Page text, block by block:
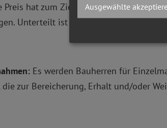
Preis hat zum Ziel, auf
Unterteilt ist er in zwei Kategorien:
Es werden Bauherren für
die zur Bereicherung, Erhalt und/oder
Ausgewählte